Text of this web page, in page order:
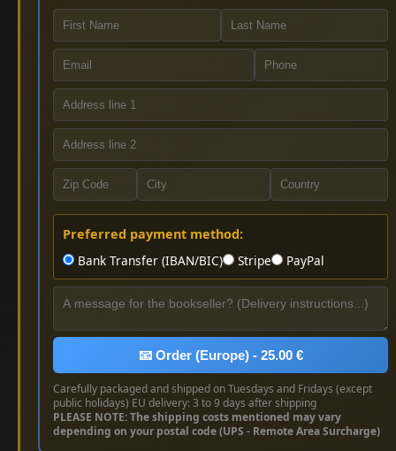
Preferred payment method:
Bank Transfer (IBAN/BIC)
Stripe PayPal
📧 Order (Europe) - 25.00 €
Carefully packaged and shipped on Tuesdays and Fridays (except
public holidays) EU delivery: 3 to 9 days after shipping
PLEASE NOTE: The shipping costs mentioned may vary
depending on your postal code (UPS - Remote Area Surcharge)